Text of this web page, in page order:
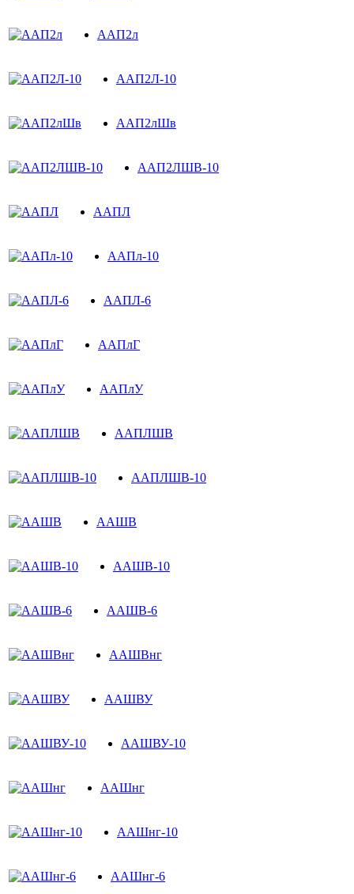
ААП2л
ААП2Л-10
ААП2лШв
ААП2ЛШВ-10
ААПЛ
ААПл-10
ААПЛ-6
ААПлГ
ААПлУ
ААПЛШВ
ААПЛШВ-10
ААШВ
ААШВ-10
ААШВ-6
ААШВнг
ААШВУ
ААШВУ-10
ААШнг
ААШнг-10
ААШнг-6